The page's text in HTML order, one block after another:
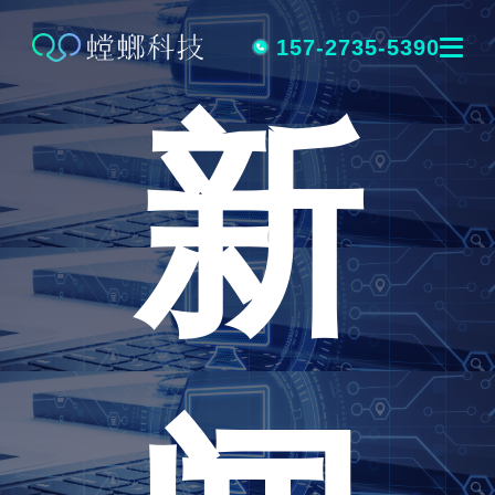
跳
内
容
157-2735-5390
新